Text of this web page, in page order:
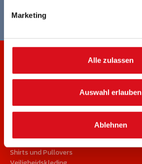
Marketing
Alle zulassen
Auswahl erlauben
Ablehnen
UNSERE PRODUKTEN
Brandvertragende kleding
Jacken und Parkas
Overalls
Shirts und Pullovers